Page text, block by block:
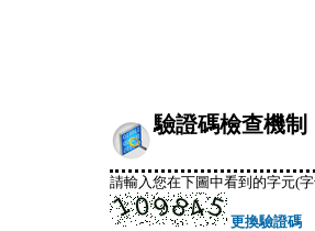
驗證碼檢查機制
請輸入您在下圖中看到的字元(
更換驗證碼